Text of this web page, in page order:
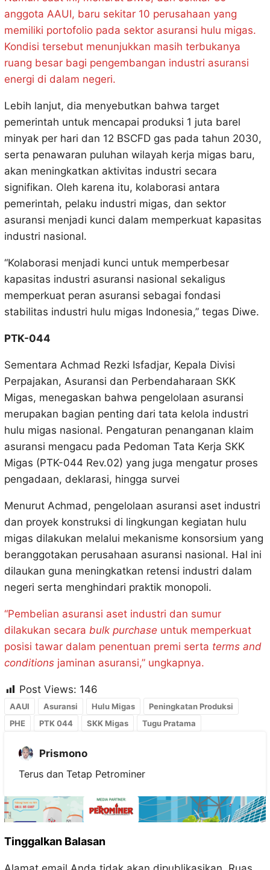
anggota AAUI, baru sekitar 10 perusahaan yang
memiliki portofolio pada sektor asuransi hulu migas.
Kondisi tersebut menunjukkan masih terbukanya
ruang besar bagi pengembangan industri asuransi
energi di dalam negeri.
Lebih lanjut, dia menyebutkan bahwa target
pemerintah untuk mencapai produksi 1 juta barel
minyak per hari dan 12 BSCFD gas pada tahun 2030,
serta penawaran puluhan wilayah kerja migas baru,
akan meningkatkan aktivitas industri secara
signifikan. Oleh karena itu, kolaborasi antara
pemerintah, pelaku industri migas, dan sektor
asuransi menjadi kunci dalam memperkuat kapasitas
industri nasional.
“Kolaborasi menjadi kunci untuk memperbesar
kapasitas industri asuransi nasional sekaligus
memperkuat peran asuransi sebagai fondasi
stabilitas industri hulu migas Indonesia,” tegas Diwe.
PTK-044
Sementara Achmad Rezki Isfadjar, Kepala Divisi
Perpajakan, Asuransi dan Perbendaharaan SKK
Migas, menegaskan bahwa pengelolaan asuransi
merupakan bagian penting dari tata kelola industri
hulu migas nasional. Pengaturan penanganan klaim
asuransi mengacu pada Pedoman Tata Kerja SKK
Migas (PTK-044 Rev.02) yang juga mengatur proses
pengadaan, deklarasi, hingga survei
Menurut Achmad, pengelolaan asuransi aset industri
dan proyek konstruksi di lingkungan kegiatan hulu
migas dilakukan melalui mekanisme konsorsium yang
beranggotakan perusahaan asuransi nasional. Hal ini
dilaukan guna meningkatkan retensi industri dalam
negeri serta menghindari praktik monopoli.
“Pembelian asuransi aset industri dan sumur
dilakukan secara bulk purchase untuk memperkuat
posisi tawar dalam penentuan premi serta terms and
conditionsjaminan asuransi,” ungkapnya.
Post Views: 146
AAUI Asuransi Hulu Migas
Peningkatan Produksi
PHE
PTK 044 SKK Migas Tugu Pratama
Prismono
Terus dan Tetap Petrominer
Tinggalkan Balasan